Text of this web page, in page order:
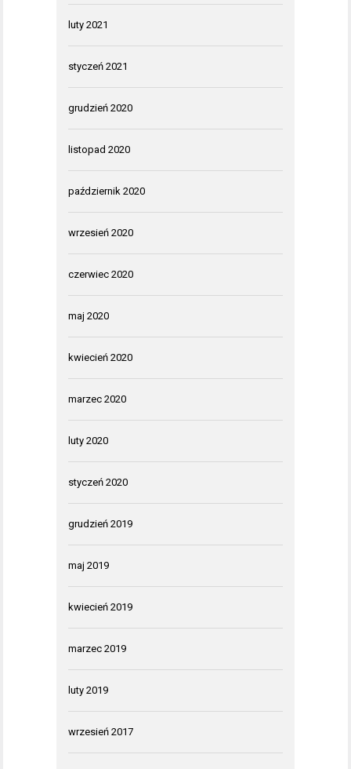
luty 2021
styczeń 2021
grudzień 2020
listopad 2020
październik 2020
wrzesień 2020
czerwiec 2020
maj 2020
kwiecień 2020
marzec 2020
luty 2020
styczeń 2020
grudzień 2019
maj 2019
kwiecień 2019
marzec 2019
luty 2019
wrzesień 2017